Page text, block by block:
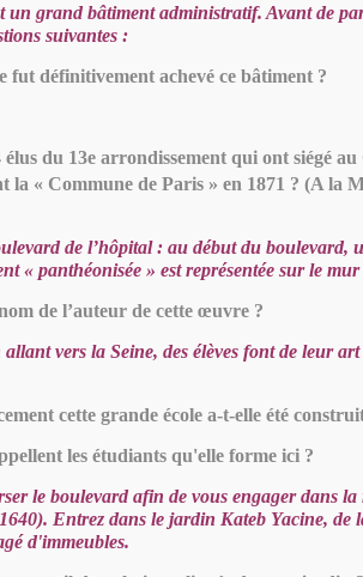
un grand bâtiment administratif. Avant de
suivantes :
fut définitivement achevé ce bâtiment ?
élus du 13e arrondissement qui ont siégé
la « Commune de Paris » en 1871 ? (A la
de l’hôpital : au début du boulevard,
« panthéonisée » est représentée sur le mur
de l’auteur de cette œuvre ?
vers la Seine, des élèves font de leur
cette grande école a-t-elle été
les étudiants qu'elle forme ici ?
le boulevard afin de vous engager dans
Entrez dans le jardin Kateb Yacine, de
d'immeubles.